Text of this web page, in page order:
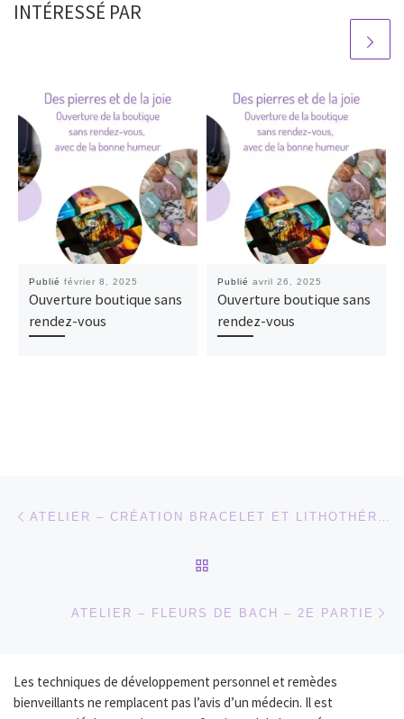
INTÉRESSÉ PAR
Publié février 8, 2025
Ouverture boutique sans
rendez-vous
Publié avril 26, 2025
Ouverture boutique sans
rendez-vous
Parcourir les articles
ATELIER – FLEURS DE BACH – 2E PARTIE
Les techniques de développement personnel et remèdes
bienveillants ne remplacent pas l’avis d’un médecin. Il est